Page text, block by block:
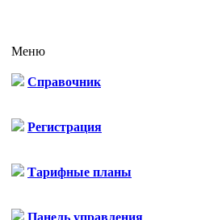
Меню
Справочник
Регистрация
Тарифные планы
Панель управления